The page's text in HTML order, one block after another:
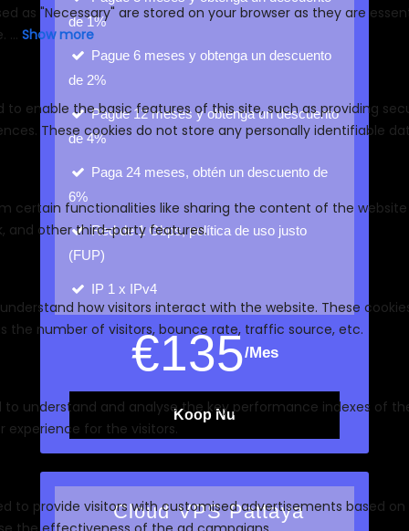
de 1%
Pague 6 meses y obtenga un descuento
de 2%
Pague 12 meses y obtenga un descuento
de 4%
Paga 24 meses, obtén un descuento de
6%
Red de 1 Gbps, política de uso justo
(FUP)
IP 1 x IPv4
€135/Mes
Koop Nu
Cloud VPS Pattaya